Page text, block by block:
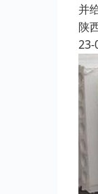
并
陕
23-